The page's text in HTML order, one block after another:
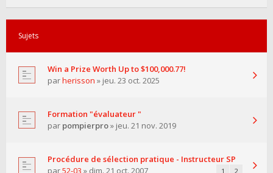
Sujets
Win a Prize Worth Up to $100,000.77!
parherisson » jeu. 23 oct. 2025
Formation "évaluateur "
par pompierpro» jeu. 21 nov. 2019
Procédure de sélection pratique - Instructeur SP
par52-03 » dim. 21 oct. 2007 1 2